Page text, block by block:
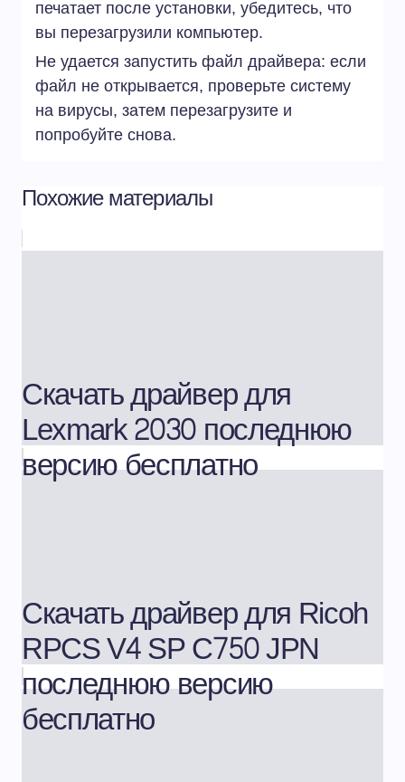
печатает после установки, убедитесь, что
вы перезагрузили компьютер.
Не удается запустить файл драйвера: если
файл не открывается, проверьте систему
на вирусы, затем перезагрузите и
попробуйте снова.
Похожие материалы
Скачать драйвер для
Lexmark 2030 последнюю
версию бесплатно
Скачать драйвер для Ricoh
RPCS V4 SP C750 JPN
последнюю версию
бесплатно